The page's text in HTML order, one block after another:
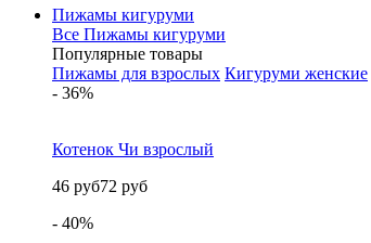
Пижамы кигуруми
Все Пижамы кигуруми
Популярные товары
Пижамы для взрослых Кигуруми женские
- 36%
Котенок Чи взрослый
46 руб72 руб
- 40%